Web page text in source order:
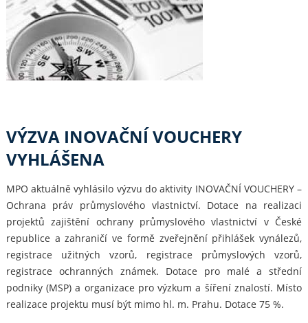
VÝZVA INOVAČNÍ VOUCHERY
VYHLÁŠENA
MPO aktuálně vyhlásilo výzvu do aktivity INOVAČNÍ VOUCHERY –
Ochrana práv průmyslového vlastnictví. Dotace na realizaci
projektů zajištění ochrany průmyslového vlastnictví v České
republice a zahraničí ve formě zveřejnění přihlášek vynálezů,
registrace užitných vzorů, registrace průmyslových vzorů,
registrace ochranných známek. Dotace pro malé a střední
podniky (MSP) a organizace pro výzkum a šíření znalostí. Místo
realizace projektu musí být mimo hl. m. Prahu. Dotace 75 %.